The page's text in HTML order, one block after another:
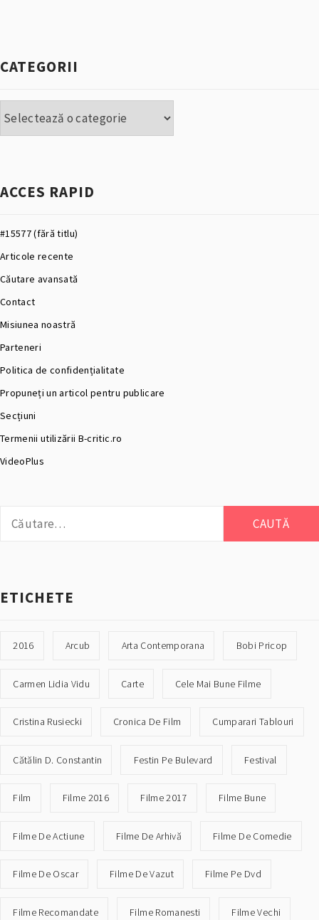
CATEGORII
ACCES RAPID
#15577 (fără titlu)
Articole recente
Căutare avansată
Contact
Misiunea noastră
Parteneri
Politica de confidențialitate
Propuneți un articol pentru publicare
Secțiuni
Termenii utilizării B-critic.ro
VideoPlus
după:
ETICHETE
2016 Arcub Arta Contemporana Bobi Pricop
Carmen Lidia Vidu Carte Cele Mai Bune Filme
Cristina Rusiecki Cronica De Film Cumparari Tablouri
Cătălin D. Constantin Festin Pe Bulevard Festival
Film Filme 2016 Filme 2017 Filme Bune
Filme De Actiune Filme De Arhivă Filme De Comedie
Filme De Oscar Filme De Vazut Filme Pe Dvd
Filme Recomandate Filme Romanesti Filme Vechi